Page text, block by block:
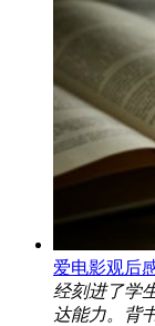
爱电影观后
经刻进了学
达能力。背